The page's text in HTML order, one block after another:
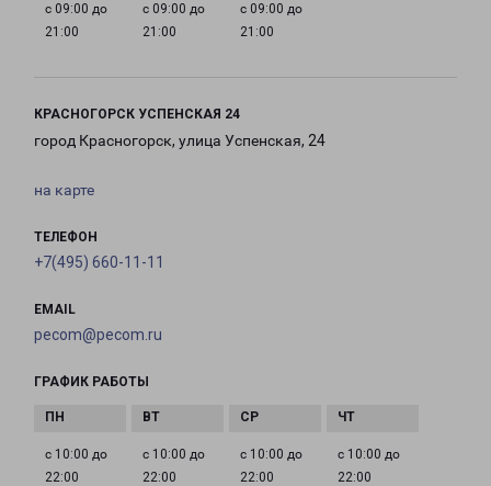
с 09:00 до
21:00
с 09:00 до
21:00
с 09:00 до
21:00
КРАСНОГОРСК УСПЕНСКАЯ 24
город Красногорск, улица Успенская, 24
на карте
ТЕЛЕФОН
+7(495) 660-11-11
EMAIL
pecom@pecom.ru
ГРАФИК РАБОТЫ
с 10:00 до
22:00
с 10:00 до
22:00
с 10:00 до
22:00
с 10:00 до
22:00